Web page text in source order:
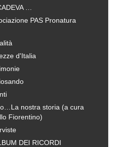
…
PAS Pronatura
d'Italia
nostra storia (a cura
Fiorentino)
DEI RICORDI